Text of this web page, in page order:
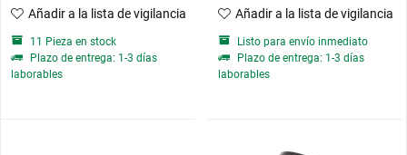
Añadir a la lista de vigilancia
11 Pieza en stock
Plazo de entrega: 1-3 días
laborables
Añadir a la lista de vigilancia
Listo para envío inmediato
Plazo de entrega: 1-3 días
laborables